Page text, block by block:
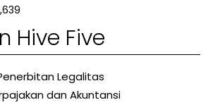
Hive Five
Legalitas
dan Akuntansi